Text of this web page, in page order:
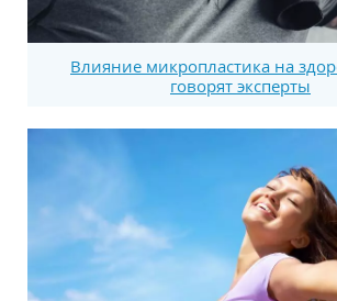
Влияние микропластика на
говорят эксперты